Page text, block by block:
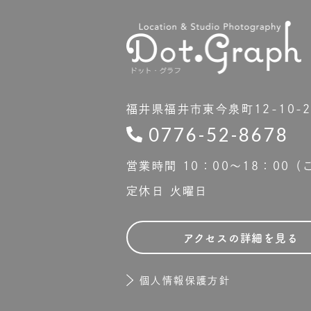
福井県福井市東今泉町12-10-2
0776-52-8678
営業時間 10：00〜18：00（ご
定休日 火曜日
アクセスの詳細を見る
個人情報保護方針